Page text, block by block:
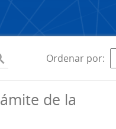
Ordenar por
de la